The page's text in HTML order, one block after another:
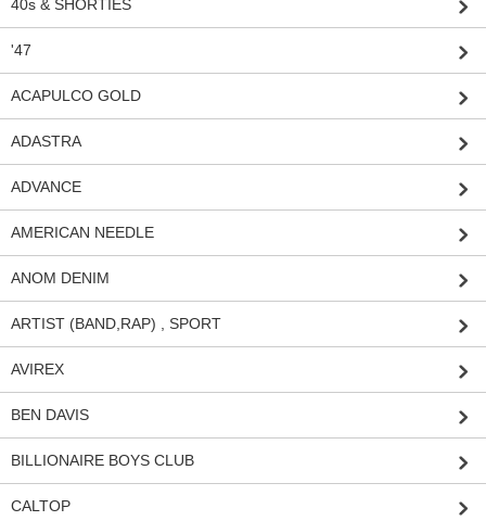
40s & SHORTIES
'47
ACAPULCO GOLD
ADASTRA
ADVANCE
AMERICAN NEEDLE
ANOM DENIM
ARTIST (BAND,RAP) , SPORT
AVIREX
BEN DAVIS
BILLIONAIRE BOYS CLUB
CALTOP